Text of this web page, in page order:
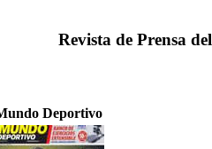
Revista de Prensa del
Deportivo